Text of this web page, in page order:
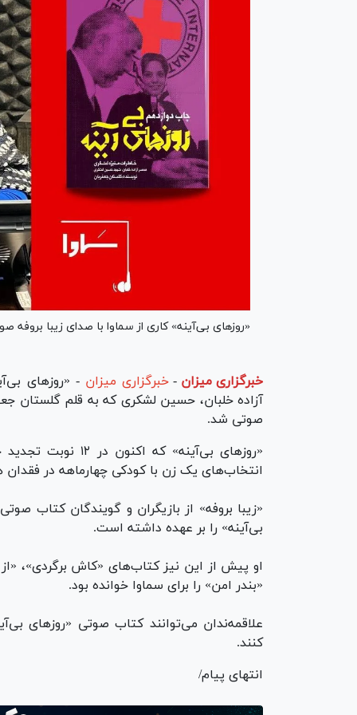
«روز‌های بی‌آینه» کاری از سماوا با صدای زیبا بروفه
خبرگزاری میزان - خبرگزاری میزان - «روزهای
آزاده خلبان، حسین لشکری که به قلم گلستان
صوتی شد.
«روز‌های
انتخاب‌های یک زن با کودکی چهارماهه در فقدان
«زیبا بروفه» از بازیگران و گویندگان کتاب
بی‌آینه» را بر عهده داشته است.
او پیش از این نیز کتاب‌های «کاش برگردی»،
«بندر امن» را برای سماوا خوانده بود.
علاقمه‌ندان می‌توانند کتاب صوتی «روز‌های
کنند.
انتهای پیام/